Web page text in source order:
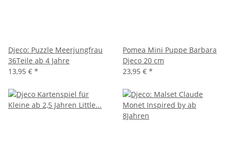
Djeco: Puzzle Meerjungfrau
36Teile ab 4 Jahre
13,95 € *
Pomea Mini Puppe Barbara
Djeco 20 cm
23,95 € *